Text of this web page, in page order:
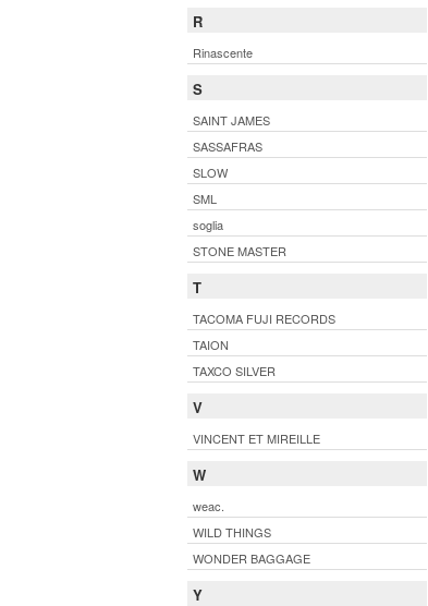
R
Rinascente
S
SAINT JAMES
SASSAFRAS
SLOW
SML
soglia
STONE MASTER
T
TACOMA FUJI RECORDS
TAION
TAXCO SILVER
V
VINCENT ET MIREILLE
W
weac.
WILD THINGS
WONDER BAGGAGE
Y